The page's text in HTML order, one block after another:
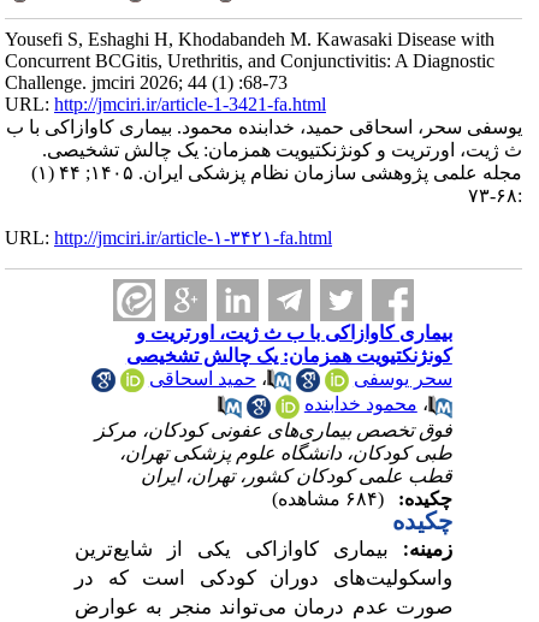
Yousefi S, Eshaghi H, Khodabandeh M. Kawasaki Disease with
Concurrent BCGitis, Urethritis, and Conjunctivitis: A Diagnostic
Challenge. jmciri 2026; 44 (1) :68-73
URL:http://jmciri.ir/article-1-3421-fa.html
یوسفی سحر، اسحاقی حمید، خدابنده محمود. بیماری کاوازاکی با ب
ث ژیت، اورتریت و کونژنکتیویت همزمان: یک چالش تشخیصی.
مجله علمی پژوهشی سازمان نظام پزشکی ایران. ۱۴۰۵; ۴۴ (۱)
URL:http://jmciri.ir/article-۱-۳۴۲۱-fa.html
بیماری کاوازاکی با ب ث ژیت، اورتریت و
کونژنکتیویت همزمان: یک چالش تشخیصی
سحر یوسفی
،حمید اسحاقی
،محمود خدابنده
فوق تخصص بیماری‌های عفونی کودکان، مرکز
طبی کودکان، دانشگاه علوم پزشکی تهران،
قطب علمی کودکان کشور، تهران، ایران
چکیده:
چکیده
زمینه: بیماری کاوازاکی یکی شایعترین
واسکولیتهای دوران کودکی است که
در
صورت عدم درمان میتواند منجر به عوارض